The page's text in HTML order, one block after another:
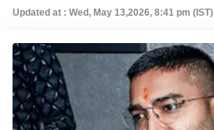
Updated at : Wed, May 13,2026, 8:41 pm (IST)